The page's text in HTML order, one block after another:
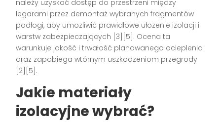
należy uzyskać dostęp do przestrzeni między
legarami przez demontaż wybranych fragmentów
podłogi, aby umożliwić prawidłowe ułożenie izolacji i
warstw zabezpieczających [3][5]. Ocena ta
warunkuje jakość i trwałość planowanego ocieplenia
oraz zapobiega wtórnym uszkodzeniom przegrody
[2][5].
Jakie materiały
izolacyjne wybrać?